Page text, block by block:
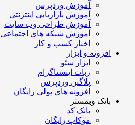
آموزش وردپرس
آموزش بازاریابی اینترنتی
آموزش طراحی وب سایت
آموزش شبکه های اجتماعی
اخبار کسب و کار
افزونه و ابزار
ابزار سئو
ربات اینستاگرام
پلاگین وردپرس
افزونه های پولی رایگان
بانک وبمستر
بانک کد
موکاپ رایگان